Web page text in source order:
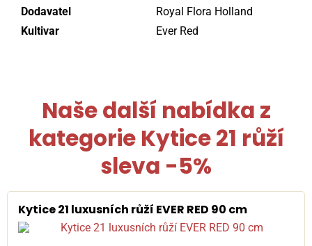
Dodavatel
Royal Flora Holland
Kultivar
Ever Red
Naše další nabídka z
kategorie Kytice 21 růží
sleva -5%
Kytice 21 luxusních růží EVER RED 90 cm